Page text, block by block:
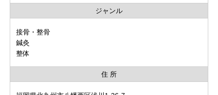
ジャンル
接骨・整骨
鍼灸
整体
住 所